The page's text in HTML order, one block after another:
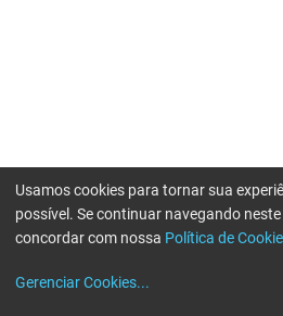
Usamos cookies para tornar sua
possível. Se continuar navegando
concordar com nossa Política de
Gerenciar Cookies...
Erro ao enviar informações, por favor